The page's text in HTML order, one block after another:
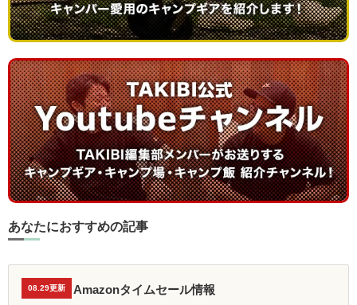
あなたにおすすめの記事
08.29更新 Amazonタイムセール情報